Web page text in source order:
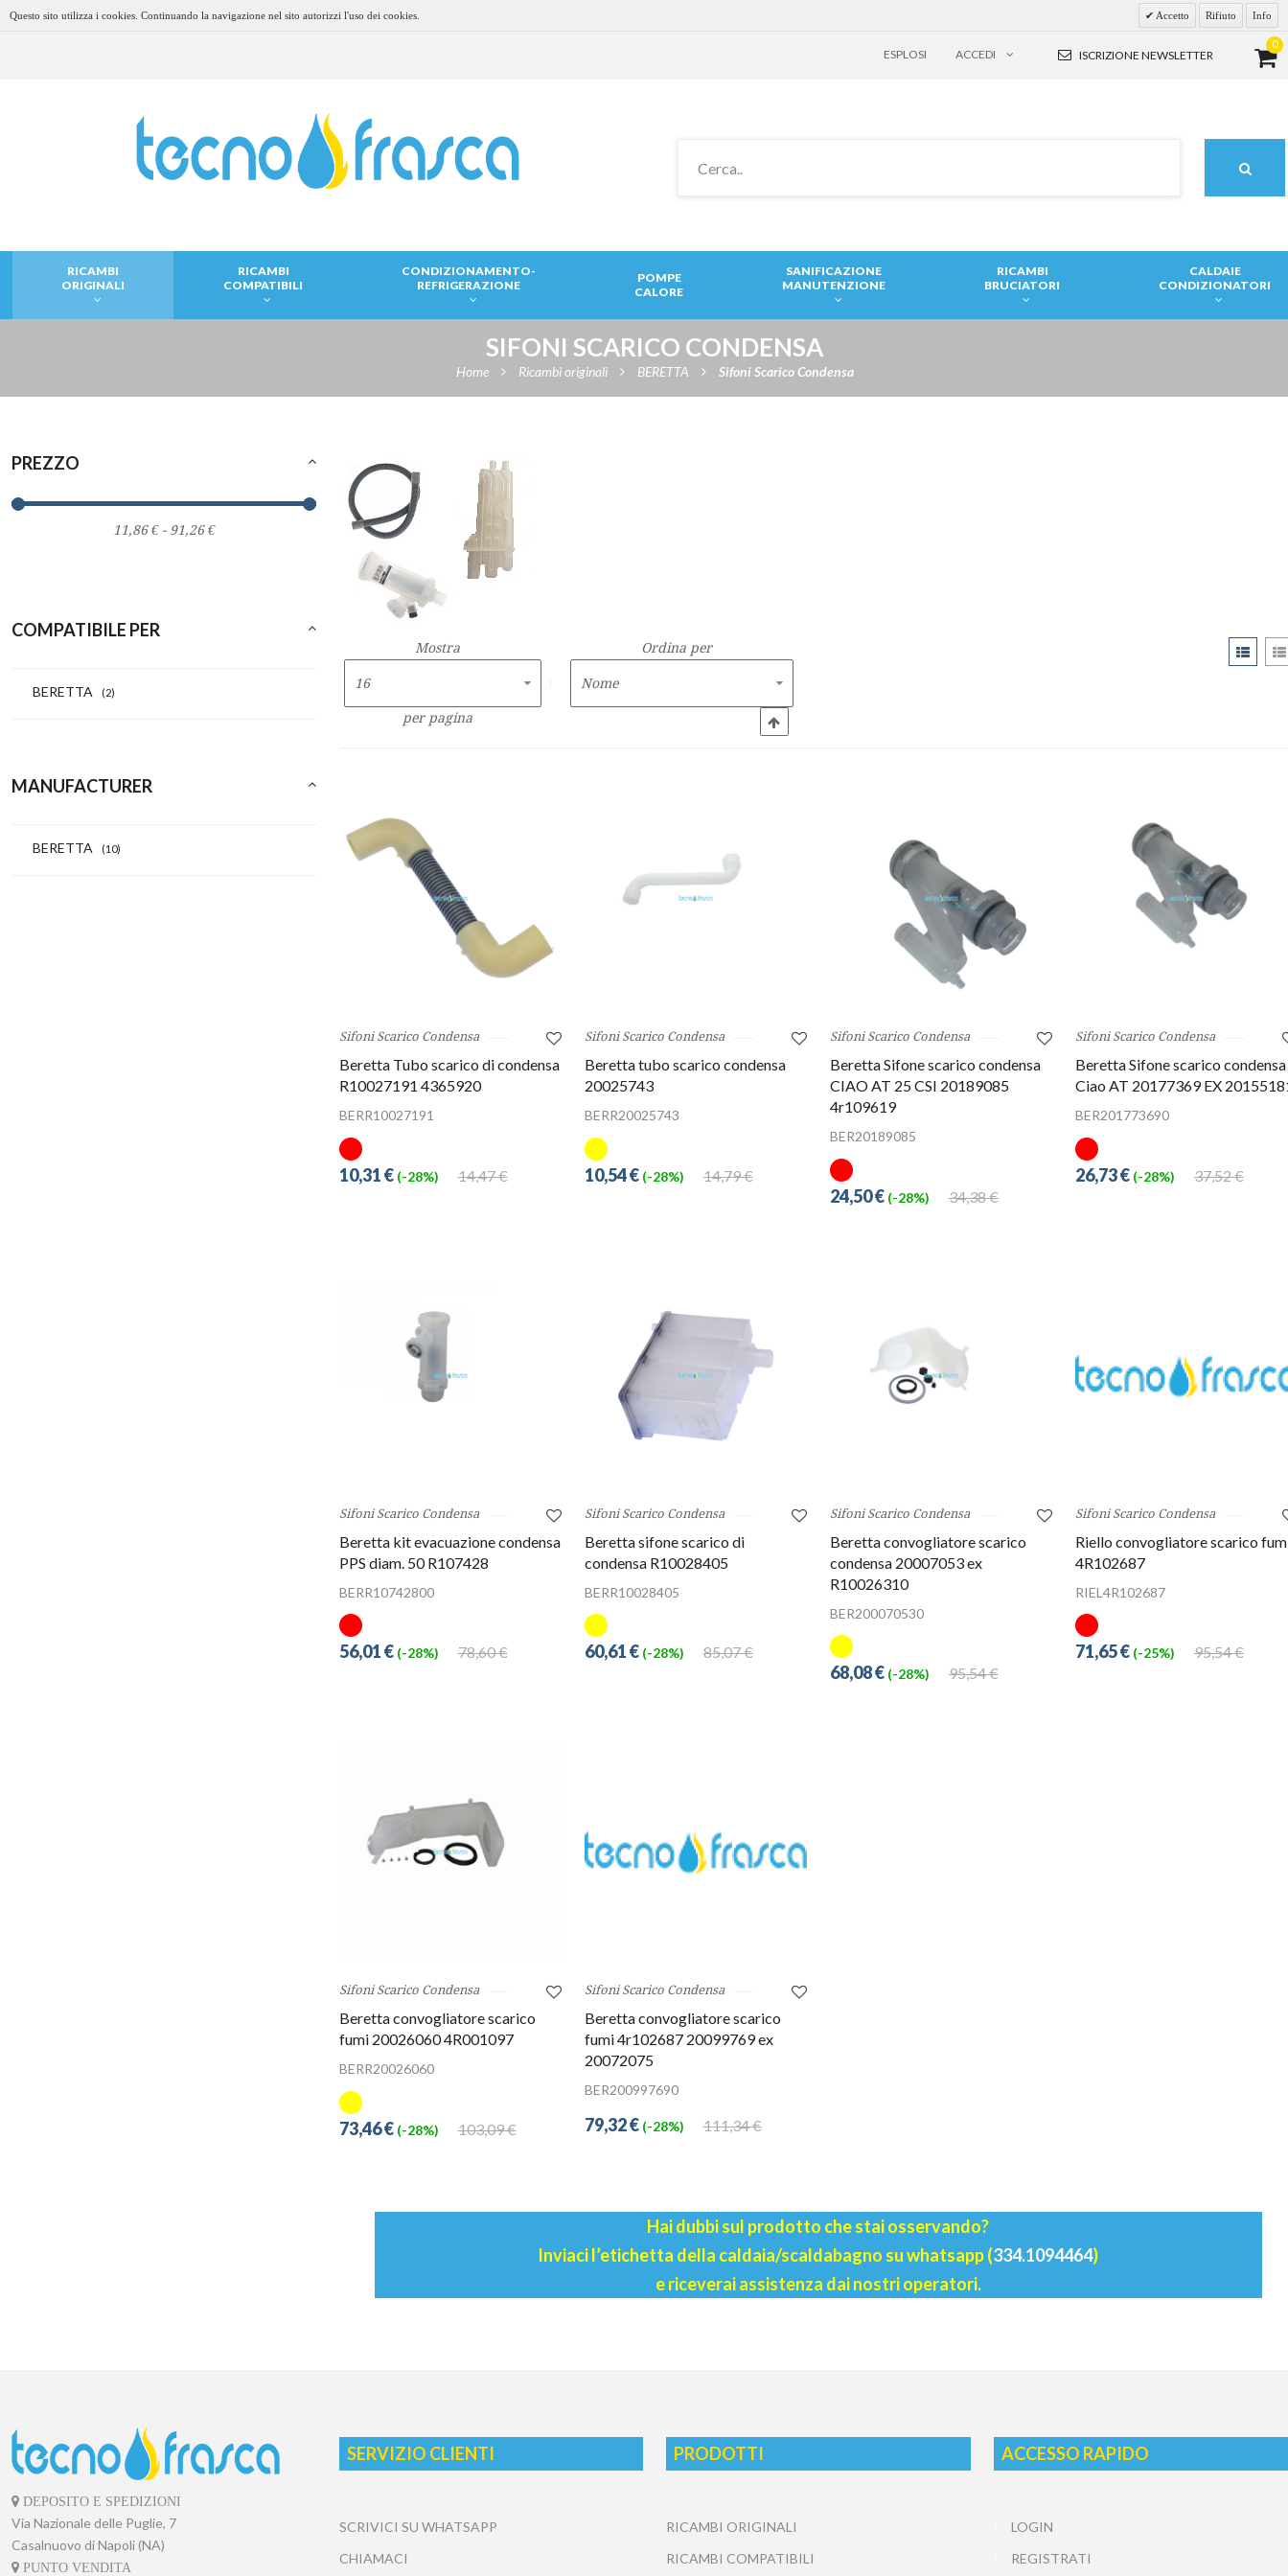
Questo sito utilizza i cookies. Continuando la navigazione nel sito autorizzi l'uso dei cookies. Accetto Rifiuto Info
0
ISCRIZIONE NEWSLETTER
ACCEDI
ESPLOSI
RICAMBI
ORIGINALI
RICAMBI
COMPATIBILI
CONDIZIONAMENTO-
REFRIGERAZIONE
POMPE
CALORE
SANIFICAZIONE
MANUTENZIONE
RICAMBI
BRUCIATORI
CALDAIE
CONDIZIONATORI
SIFONI SCARICO CONDENSA
Home Ricambi originali BERETTA Sifoni Scarico Condensa
PREZZO
COMPATIBILE PER
BERETTA (2)
MANUFACTURER
BERETTA (10)
Mostra
per pagina
Ordina per
Sifoni Scarico Condensa
Beretta Tubo scarico di condensa
R10027191 4365920
BERR10027191
14,47 €
10,31 € (-28%)
Sifoni Scarico Condensa
Beretta tubo scarico condensa
20025743
BERR20025743
14,79 €
10,54 € (-28%)
Sifoni Scarico Condensa
Beretta Sifone scarico condensa
CIAO AT 25 CSI 20189085
4r109619
BER20189085
34,38 €
24,50 € (-28%)
Sifoni Scarico Condensa
Beretta Sifone scarico condensa
Ciao AT 20177369 EX
BER201773690
37,52 €
26,73 € (-28%)
Sifoni Scarico Condensa
Beretta kit evacuazione condensa
PPS diam. 50 R107428
BERR10742800
78,60 €
56,01 € (-28%)
Sifoni Scarico Condensa
Beretta sifone scarico di
condensa R10028405
BERR10028405
85,07 €
60,61 € (-28%)
Sifoni Scarico Condensa
Beretta convogliatore scarico
condensa 20007053 ex
R10026310
BER200070530
95,54 €
68,08 € (-28%)
Sifoni Scarico Condensa
Riello convogliatore scarico
4R102687
RIEL4R102687
95,54 €
71,65 € (-25%)
Sifoni Scarico Condensa
Beretta convogliatore scarico
fumi 20026060 4R001097
BERR20026060
103,09 €
73,46 € (-28%)
Sifoni Scarico Condensa
Beretta convogliatore scarico
fumi 4r102687 20099769 ex
20072075
BER200997690
111,34 €
79,32 € (-28%)
Hai dubbi sul prodotto che stai osservando?
Inviaci l’etichetta della caldaia/scaldabagno su whatsapp (334.1094464)
e riceverai assistenza dai nostri operatori.
DEPOSITO E SPEDIZIONI
Via Nazionale delle Puglie, 7
Casalnuovo di Napoli (NA)
PUNTO VENDITA
SERVIZIO CLIENTI
SCRIVICI SU WHATSAPP
CHIAMACI
PRODOTTI
RICAMBI ORIGINALI
RICAMBI COMPATIBILI
ACCESSO RAPIDO
LOGIN
REGISTRATI